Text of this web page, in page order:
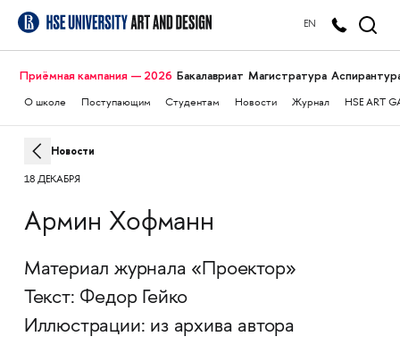
EN
Приёмная кампания — 2026 Бакалавриат Магистратура
О школе Поступающим Студентам Новости Журнал HSE ART
Новости
18 ДЕКАБРЯ
Армин Хофманн
Материал журнала «Проектор»
Текст: Федор Гейко
Иллюстрации: из архива автора